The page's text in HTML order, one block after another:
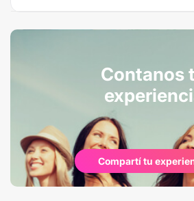
Contanos
Compartí tu